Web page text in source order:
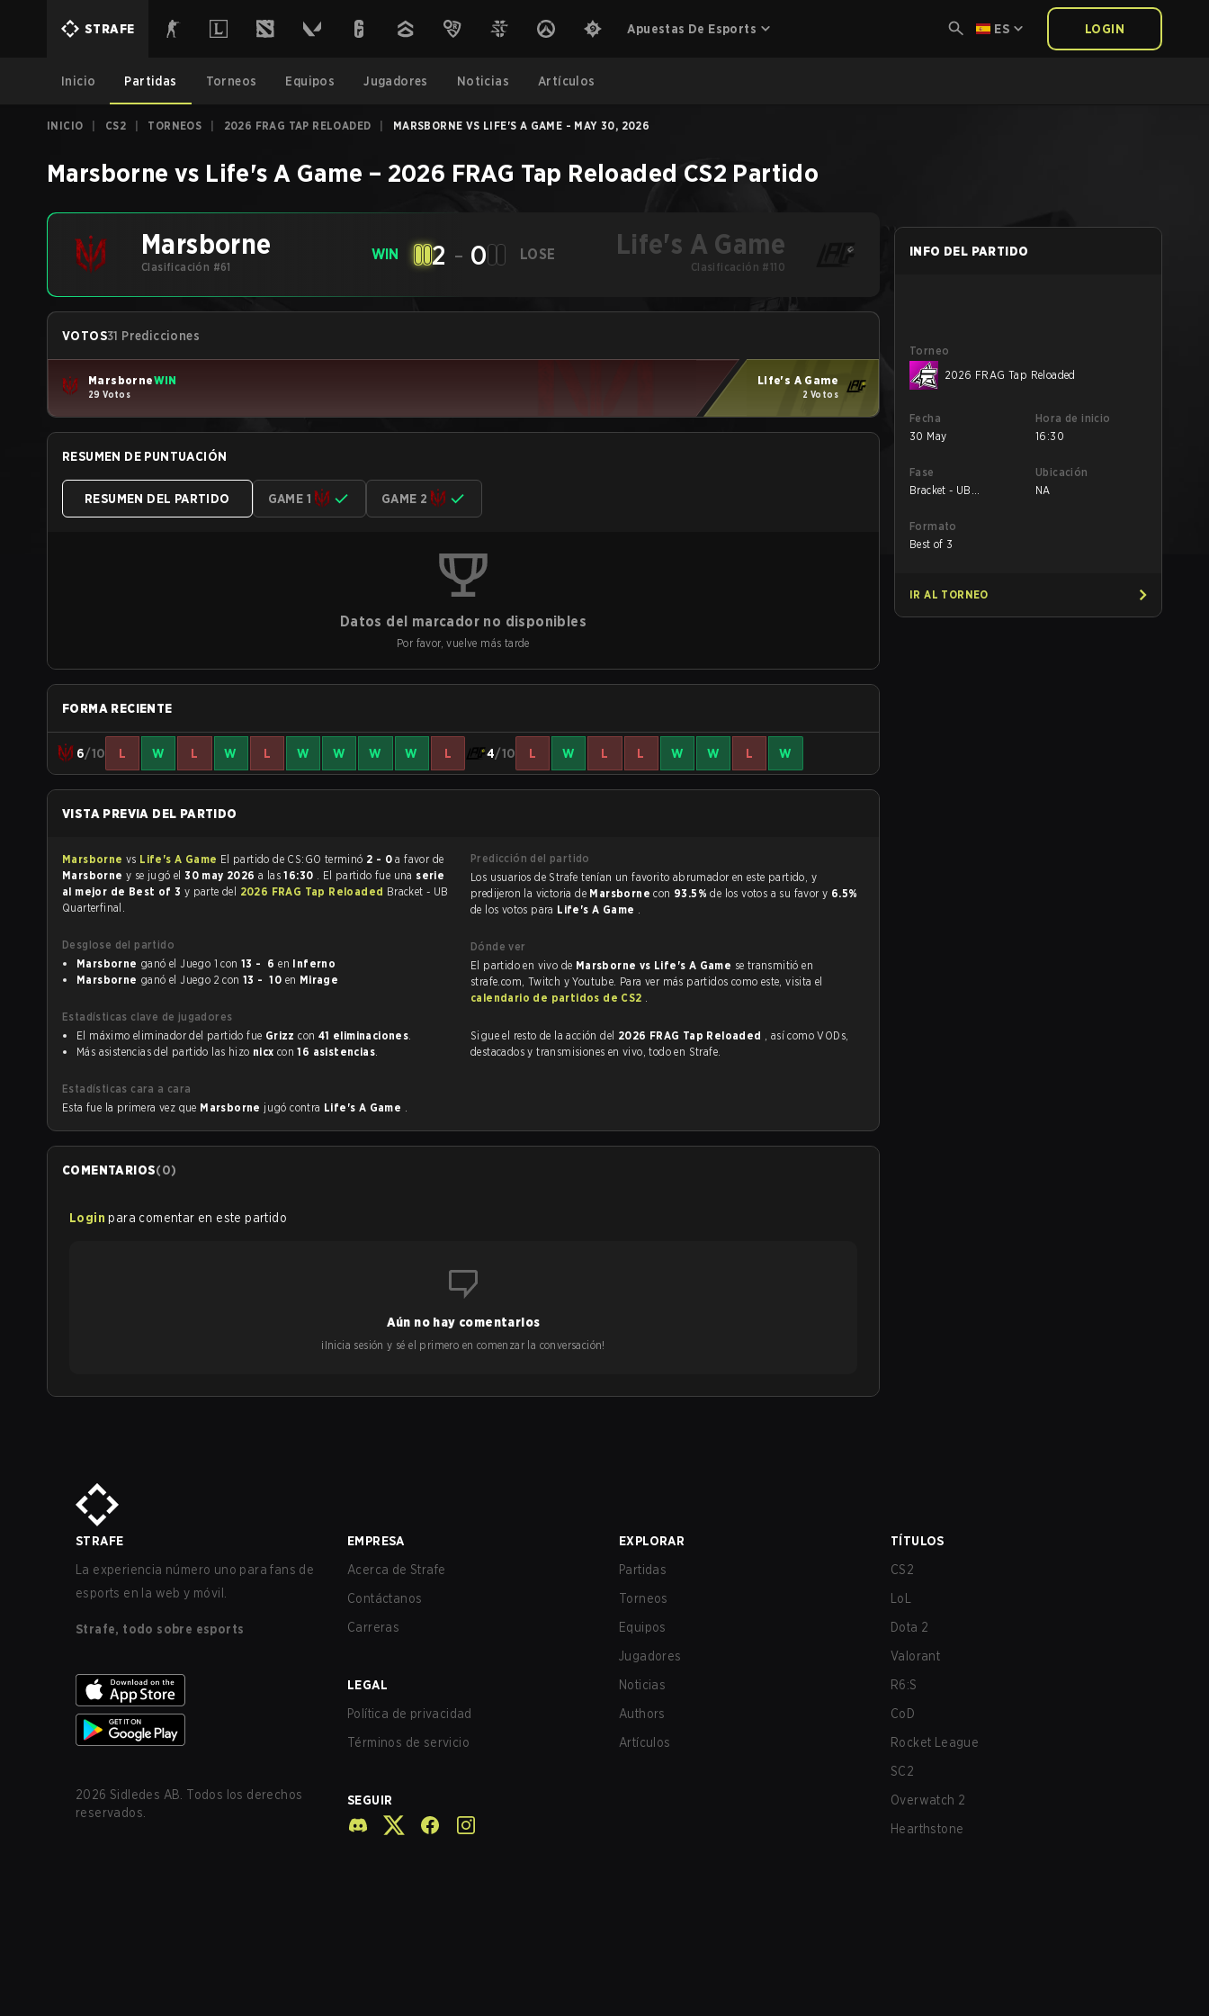
STRAFE Apuestas De Esports ES LOGIN
Inicio Partidas Torneos Equipos Jugadores Noticias Artículos
INICIO CS2 TORNEOS 2026 FRAG TAP RELOADED MARSBORNE VS LIFE'S A GAME - MAY 30, 2026
Marsborne vs Life's A Game – 2026 FRAG Tap Reloaded CS2 Partido
Marsborne
Clasificación #61
WIN 2 - 0 LOSE Life's A Game
Clasificación #110
VOTOS31 Predicciones
MarsborneWIN
29 Votos
Life's A Game
2 Votos
RESUMEN DE PUNTUACIÓN
RESUMEN DEL PARTIDO GAME 1 GAME 2
Datos del marcador no disponibles
Por favor, vuelve más tarde
FORMA RECIENTE
6/10 L W L W L W W W W L 4/10 L W L L W W L W
VISTA PREVIA DEL PARTIDO
Marsborne vs Life's A Game El partido de CS:GO terminó 2 - 0 a favor de
Marsborne y se jugó el30 may 2026 a las16:30 . El partido fue una serie
al mejor de Best of 3 y parte del 2026 FRAG Tap Reloaded Bracket - UB
Quarterfinal.
Desglose del partido
Marsborne
ganó el Juego 1 con 13 - 6 en Inferno
Marsborne
ganó el Juego 2 con 13 - 10 en Mirage
Estadísticas clave de jugadores
El máximo eliminador del partido fue Grizz con 41 eliminaciones.
Más asistencias del partido las hizo nicx con16 asistencias.
Estadísticas cara a cara
Esta fue la primera vez que Marsborne jugó contra Life's A Game .
Predicción del partido
Los usuarios de Strafe tenían un favorito abrumador en este partido, y
predijeron la victoria de Marsbornecon 93.5%de los votos a su favor y 6.5%
de los votos para Life's A Game .
Dónde ver
El partido en vivo de Marsborne vs Life's A Game se transmitió en
strafe.com, Twitch y Youtube. Para ver más partidos como este, visita el
calendario de partidos de CS2 .
Sigue el resto de la acción del 2026 FRAG Tap Reloaded , así como VODs,
destacados y transmisiones en vivo, todo en Strafe.
COMENTARIOS(0)
Login para comentar en este partido
Aún no hay comentarios
¡Inicia sesión y sé el primero en comenzar la conversación!
INFO DEL PARTIDO
Torneo
2026 FRAG Tap Reloaded
Fecha
30 May
Hora de inicio
16:30
Fase
Bracket - UB
Ubicación
NA
Formato
Best of 3
IR AL TORNEO
STRAFE
La experiencia número uno para fans de
esports en la web y móvil.
Strafe, todo sobre esports
2026 Sidledes AB. Todos los derechos
reservados.
EMPRESA
Acerca de Strafe
Contáctanos
Carreras
LEGAL
Política de privacidad
Términos de servicio
SEGUIR
EXPLORAR
Partidas
Torneos
Equipos
Jugadores
Noticias
Authors
Artículos
TÍTULOS
CS2
LoL
Dota 2
Valorant
R6:S
CoD
Rocket League
SC2
Overwatch 2
Hearthstone